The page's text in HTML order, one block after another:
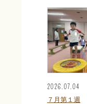
2026.07.04
７月第１週